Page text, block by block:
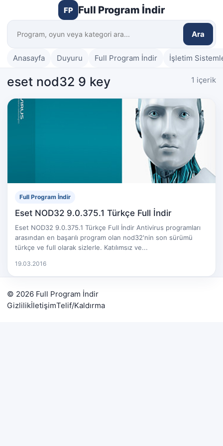
FP Full Program İndir
Ara
Anasayfa Duyuru Full Program İndir İşletim
eset nod32 9 key 1 içerik
Full Program İndir
Eset NOD32 9.0.375.1 Türkçe Full İndir
Eset NOD32 9.0.375.1 Türkçe Full İndir Antivirus programları
arasından en başarılı program olan nod32'nin son sürümü
türkçe ve full olarak sizlerle. Katılımsız ve...
19.03.2016
© 2026 Full Program İndir
GizlilikİletişimTelif/Kaldırma